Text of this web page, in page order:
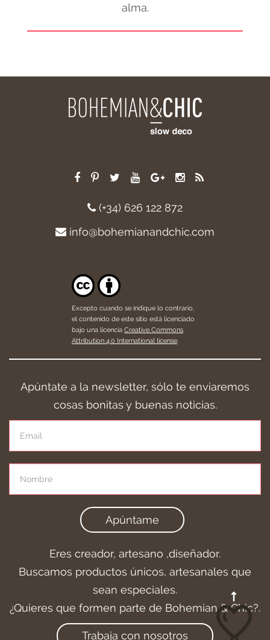
alma.
(+34) 626 122 872
info@bohemianandchic.com
Excepto cuando se indique lo contrario,
el contenido de este sitio está licenciado
bajo una licencia Creative Commons
Attribution 4.0 International license.
Apúntate a la newsletter, sólo te enviaremos
cosas bonitas y buenas noticias.
Apúntame
Eres creador, artesano ,diseñador.
Buscamos productos únicos, artesanales que
sean especiales.
¿Quieres que formen parte de Bohemian & Chic?.
Trabaja con nosotros